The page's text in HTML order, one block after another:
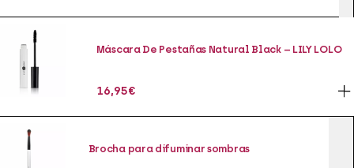
Máscara De Pestañas Natural Black – LILY LOLO
16,95€
Brocha para difuminar sombras